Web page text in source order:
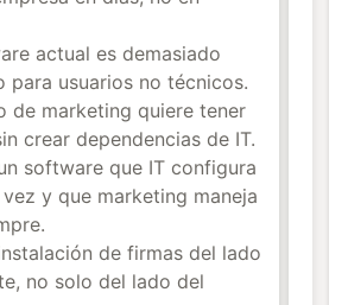
actual es demasiado
para usuarios no técnicos.
de marketing quiere tener
crear dependencias de IT.
software que IT configura
y que marketing maneja
de firmas del lado
no solo del lado del